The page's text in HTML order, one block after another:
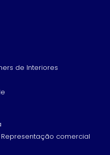
de Interiores
comercial